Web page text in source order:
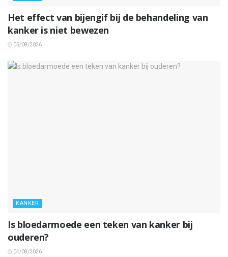
Het effect van bijengif bij de behandeling van
kanker is niet bewezen
05/08/2026
KANKER
Is bloedarmoede een teken van kanker bij
ouderen?
04/08/2026